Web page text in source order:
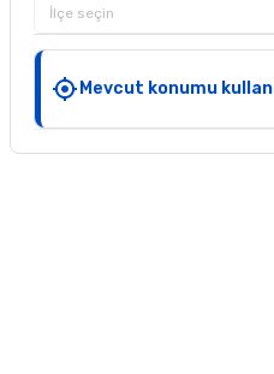
İlçe seçin
Mevcut konumu kullan